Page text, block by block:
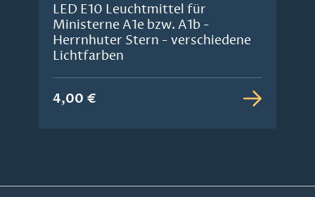
LED E10 Leuchtmittel für
Ministerne A1e bzw. A1b -
Herrnhuter Stern - verschiedene
Lichtfarben
4,00 €